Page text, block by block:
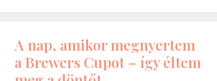
A nap, amikor megnyertem
a Brewers Cupot – így éltem